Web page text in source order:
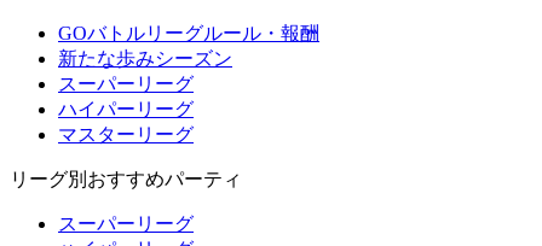
GOバトルリーグルール・報酬
新たな歩みシーズン
スーパーリーグ
ハイパーリーグ
マスターリーグ
リーグ別おすすめパーティ
スーパーリーグ